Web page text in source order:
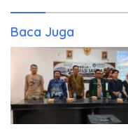
Baca Juga